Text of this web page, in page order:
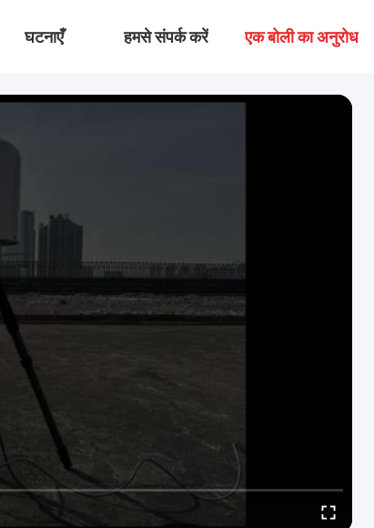
घटनाएँ हमसे संपर्क करें एक बोली का अनुरोध